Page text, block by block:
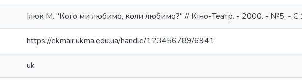
Ілюк М. "Кого ми любимо, коли любимо?" // Кіно-Театр. - 2000. - №5. -
https://ekmair.ukma.edu.ua/handle/123456789/6941
uk